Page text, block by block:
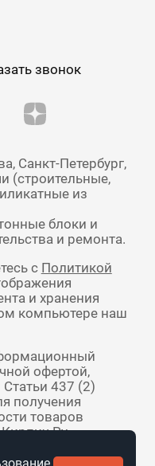
звонок
Санкт-Петербург,
(строительные,
из
блоки и
и ремонта.
с Политикой
и хранения
компьютере наш
офертой,
437 (2)
получения
товаров
Ру.